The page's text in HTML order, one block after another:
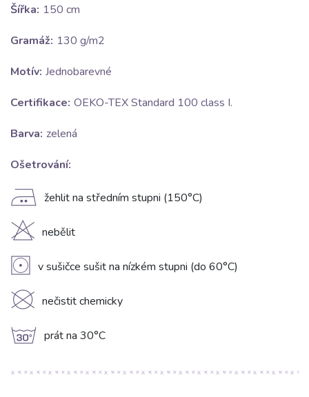
Šířka: 150 cm
Gramáž: 130 g/m2
Motív: Jednobarevné
Certifikace: OEKO-TEX Standard 100 class I.
Barva: zelená
Ošetrování:
E žehlit na středním stupni (150°C)
H nebělit
V v sušičce sušit na nízkém stupni (do 60°C)
K nečistit chemicky
g prát na 30°C